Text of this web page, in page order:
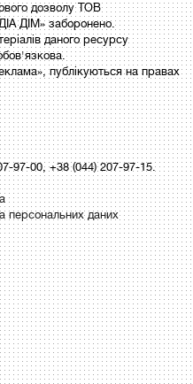
дозволу ТОВ
ДІМ» заборонено.
даного ресурсу
публікуються на правах
97-00, +38 (044) 207-97-15.
персональних даних